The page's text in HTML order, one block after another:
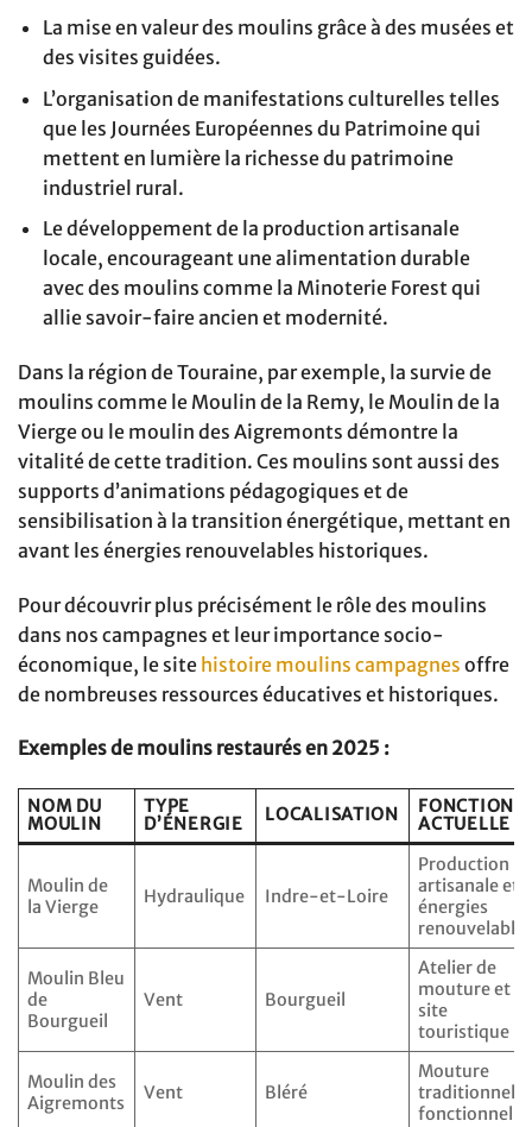
La mise en valeur des moulins grâce à des musées et
des visites guidées.
L’organisation de manifestations culturelles telles
que les Journées Européennes du Patrimoine qui
mettent en lumière la richesse du patrimoine
industriel rural.
Le développement de la production artisanale
locale, encourageant une alimentation durable
avec des moulins comme la Minoterie Forest qui
allie savoir-faire ancien et modernité.
Dans la région de Touraine, par exemple, la survie de
moulins comme le Moulin de la Remy, le Moulin de la
Vierge ou le moulin des Aigremonts démontre la
vitalité de cette tradition. Ces moulins sont aussi des
supports d’animations pédagogiques et de
sensibilisation à la transition énergétique, mettant en
avant les énergies renouvelables historiques.
Pour découvrir plus précisément le rôle des moulins
dans nos campagnes et leur importance socio-
économique, le site histoire moulins campagnes offre
de nombreuses ressources éducatives et historiques.
Exemples de moulins restaurés en 2025 :
NOM DU
MOULIN
TYPE
D’ÉNERGIE
LOCALISATION
FONCTION
ACTUELLE
Moulin de
la Vierge
Hydraulique Indre-et-Loire
Production
artisanale et
énergies
Moulin Bleu
de
Bourgueil
Vent Bourgueil
Atelier de
mouture et
site
touristique
Moulin des
Aigremonts
Vent Bléré
Mouture
traditionnelle
fonctionnelle